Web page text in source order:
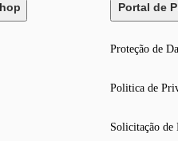
Portal de
Proteção de
Politica de
Solicitação de